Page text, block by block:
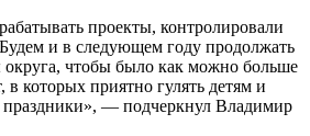
проекты, контролировали
и в следующем году продолжать
округа, чтобы было как можно больше
в которых приятно гулять детям и
праздники», — подчеркнул Владимир